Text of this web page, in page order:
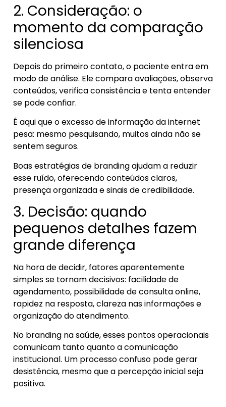
2. Consideração: o
momento da comparação
silenciosa
Depois do primeiro contato, o paciente entra em
modo de análise. Ele compara avaliações, observa
conteúdos, verifica consistência e tenta entender
se pode confiar.
É aqui que o excesso de informação da internet
pesa: mesmo pesquisando, muitos ainda não se
sentem seguros.
Boas estratégias de branding ajudam a reduzir
esse ruído, oferecendo conteúdos claros,
presença organizada e sinais de credibilidade.
3. Decisão: quando
pequenos detalhes fazem
grande diferença
Na hora de decidir, fatores aparentemente
simples se tornam decisivos: facilidade de
agendamento, possibilidade de consulta online,
rapidez na resposta, clareza nas informações e
organização do atendimento.
No branding na saúde, esses pontos operacionais
comunicam tanto quanto a comunicação
institucional. Um processo confuso pode gerar
desistência, mesmo que a percepção inicial seja
positiva.